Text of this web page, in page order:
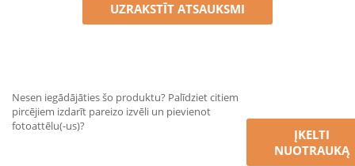
UZRAKSTĪT ATSAUKSMI
Nesen iegādājāties šo produktu? Palīdziet citiem
pircējiem izdarīt pareizo izvēli un pievienot
fotoattēlu(-us)?
ĮKELTI
NUOTRAUKĄ